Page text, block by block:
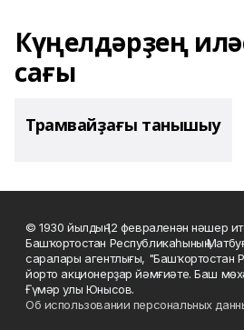
Күңелдәрҙең
сағы
Трамвайҙағы танышыу
© 1930 йылдың 12 февраленән нәшер
Башҡортостан Республикаһының
саралары агентлығы, "Башҡортостан
йорто акционерҙар йәмғиәте. Баш
Ғүмәр улы Юнысов.
Об использовании персональных